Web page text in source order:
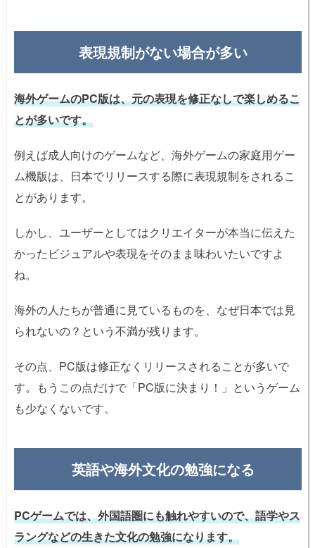
表現規制がない場合が多い
海外ゲームのPC版は、元の表現を修正なしで楽しめるこ
とが多いです。
例えば成人向けのゲームなど、海外ゲームの家庭用ゲー
ム機版は、日本でリリースする際に表現規制をされるこ
とがあります。
しかし、ユーザーとしてはクリエイターが本当に伝えた
かったビジュアルや表現をそのまま味わいたいですよ
ね。
海外の人たちが普通に見ているものを、なぜ日本では見
られないの？という不満が残ります。
その点、PC版は修正なくリリースされることが多いで
す。もうこの点だけで「PC版に決まり！」というゲーム
も少なくないです。
英語や海外文化の勉強になる
PCゲームでは、外国語圏にも触れやすいので、語学やス
ラングなどの生きた文化の勉強になります。